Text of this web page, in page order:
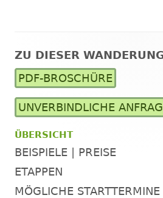
Haupt-
Seitenleiste
ZU DIESER
PDF-BROSCHÜRE
UNVERBINDLICHE
ÜBERSICHT
BEISPIELE | PREISE
ETAPPEN
MÖGLICHE STARTTERMINE